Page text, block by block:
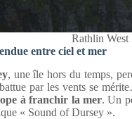
Rathlin
entre ciel et mer
, une île hors du temps,
par les vents se
à franchir la mer. Un
« Sound of Dursey ».